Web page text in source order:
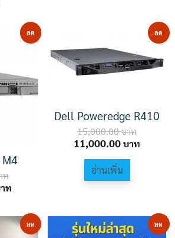
ลด
M4
12,000.00 ฿.
ลด
Dell Poweredge R410
15,000.00
Original
15,000.00 ฿.
11,000.00
อ่านเพิ่ม
ลด ลด